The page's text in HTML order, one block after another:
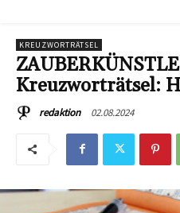
KREUZWORTRÄTSEL
Kreuzworträtsel:
redaktion 02.08.2024